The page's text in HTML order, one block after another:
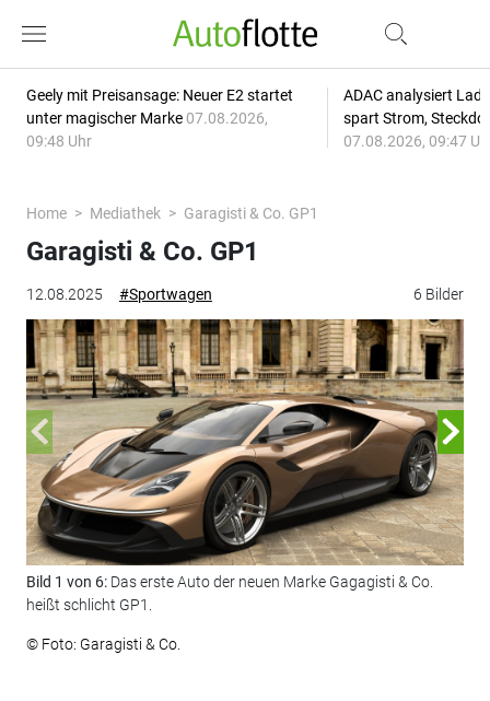
Geely mit Preisansage: Neuer E2 startet
unter magischer Marke 07.08.2026,
09:48 Uhr
ADAC analysiert
spart Strom,
07.08.2026, 09:47
Home Mediathek Garagisti & Co. GP1
12.08.2025 #Sportwagen 6 Bilder
Garagisti & Co. GP1
Bild 1 von 6: Das erste Auto der neuen Marke Gagagisti & Co.
heißt schlicht GP1.
© Foto: Garagisti & Co.